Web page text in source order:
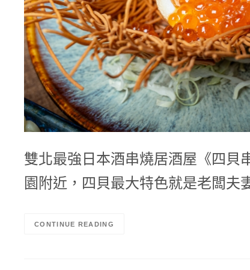
雙北最強日本酒串燒居酒屋《四貝
園附近，四貝最大特色就是老闆夫
CONTINUE READING